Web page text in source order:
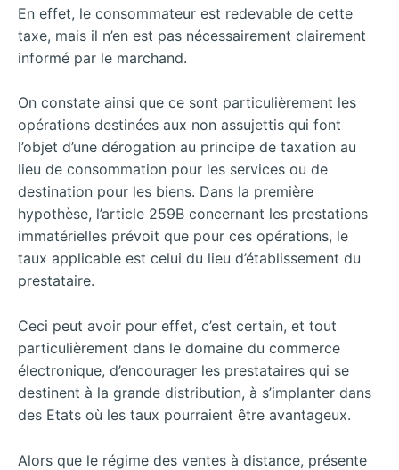
En effet, le consommateur est redevable de cette
taxe, mais il n’en est pas nécessairement clairement
informé par le marchand.
On constate ainsi que ce sont particulièrement les
opérations destinées aux non assujettis qui font
l’objet d’une dérogation au principe de taxation au
lieu de consommation pour les services ou de
destination pour les biens. Dans la première
hypothèse, l’article 259B concernant les prestations
immatérielles prévoit que pour ces opérations, le
taux applicable est celui du lieu d’établissement du
prestataire.
Ceci peut avoir pour effet, c’est certain, et tout
particulièrement dans le domaine du commerce
électronique, d’encourager les prestataires qui se
destinent à la grande distribution, à s’implanter dans
des Etats où les taux pourraient être avantageux.
Alors que le régime des ventes à distance, présente